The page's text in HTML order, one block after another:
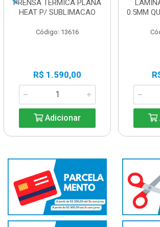
PRENSA TERMICA PLANA
HEAT P/ SUBLIMACAO
Código: 13616
R$ 1.590,00
Adicionar
0.5MM